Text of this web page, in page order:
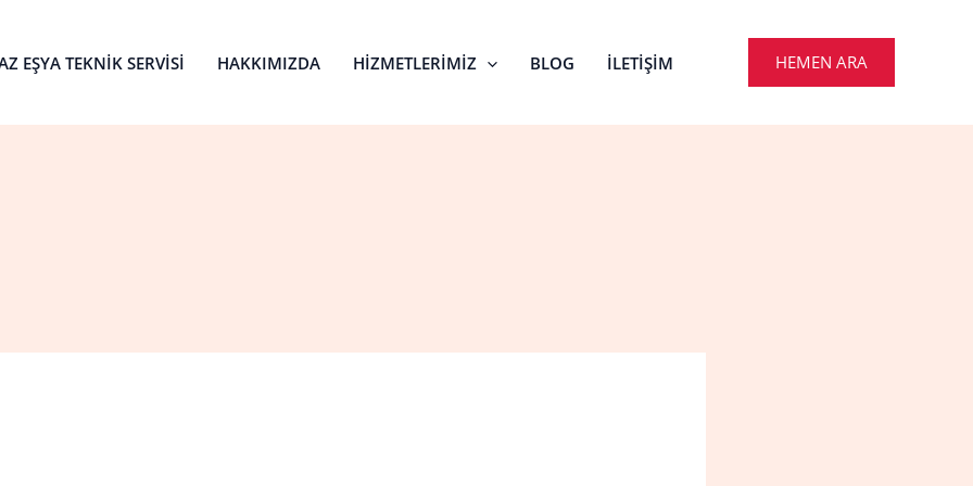
EŞYA TEKNIK SERVISI
HAKKIMIZDA HIZMETLERIMIZ BLOG İLETIŞIM HEMEN ARA